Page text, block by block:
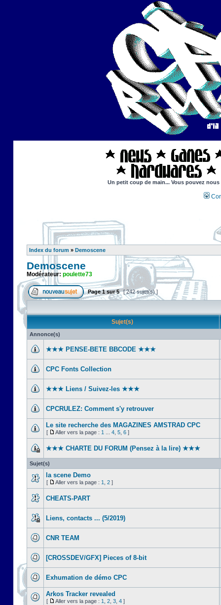
Un petit coup de main... Vous pouvez
Index du forum » Demoscene
Demoscene
Modérateur: poulette73
Page1sur5 [ 242 sujet(s) ]
Sujet(s)
Annonce(s)
★★★ PENSE-BETE BBCODE ★★★
CPC Fonts Collection
★★★ Liens / Suivez-les ★★★
CPCRULEZ: Comment s'y retrouver‎
Le site recherche des MAGAZINES AMSTRAD CPC
[ Aller vers la page : 1 4 5 6 ]
★★★ CHARTE DU FORUM (Pensez à la lire) ★★★
Sujet(s)
la scene Demo
[ Aller vers la page : 1 2 ]
CHEATS-PART
Liens, contacts ... (5/2019)
CNR TEAM
[CROSSDEV/GFX] Pieces of 8-bit
Exhumation de démo CPC
Arkos Tracker revealed
[ Aller vers la page : 1 2 3 4 ]